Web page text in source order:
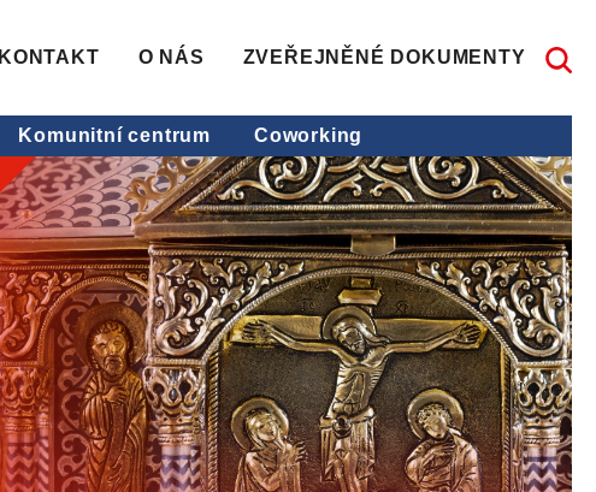
KONTAKT O NÁS ZVEŘEJNĚNÉ DOKUMENTY
Komunitní centrum Coworking